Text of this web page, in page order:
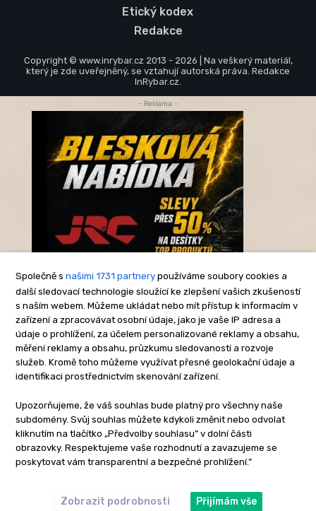
Etický kodex
Redakce
Copyright © www.inrybar.cz 2013 - 2026 | Na veškerý materiál,
který je zde uveřejněný, se vztahují autorská práva. Redakce
InRybar.cz.
Společně s našimi 1731 partnery používáme soubory cookies a
další sledovací technologie sloužící ke zlepšení vašich zkušeností
s naším webem. Můžeme ukládat nebo mít přístup k informacím v
zařízení a zpracovávat osobní údaje, jako je vaše IP adresa a
údaje o prohlížení, za účelem personalizované reklamy a obsahu,
měření reklamy a obsahu, průzkumu sledovanosti a rozvoje
služeb. Kromě toho můžeme využívat přesné geolokační údaje a
identifikaci prostřednictvím skenování zařízení.
Upozorňujeme, že váš souhlas bude platný pro všechny naše
subdomény. Svůj souhlas můžete kdykoli změnit nebo odvolat
kliknutím na tlačítko „Předvolby souhlasu” v dolní části
obrazovky. Respektujeme vaše rozhodnutí a zavazujeme se
poskytovat vám transparentní a bezpečné prohlížení.”
Zobrazit podrobnosti Přijímám vše
- Reklama -
-Reklama-